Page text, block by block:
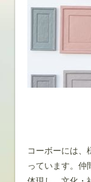
コーボーには、
っています。仲